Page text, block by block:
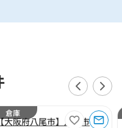
【大阪府八尾市】八尾市老原9丁目950坪倉庫
倉庫